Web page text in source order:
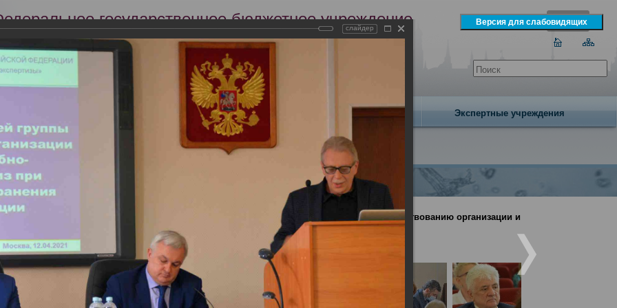
государственное бюджетное учреждение
Российский центр судебно-медицинской экспертизы
России
Образование Экспертные учреждения
РЦСМЭ проведено Первое заседание межведомственной рабочей группы по совершенствованию организации и
медицинских экспертиз при Минздраве России
слайдер